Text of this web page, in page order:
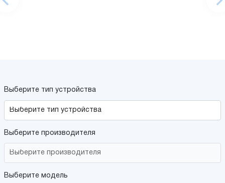
Выберите тип устройства
Выберите производителя
Выберите модель